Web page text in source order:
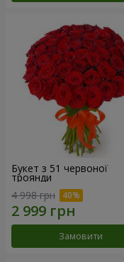
Букет з 51 червоної
троянди
4 998 грн
Замовити